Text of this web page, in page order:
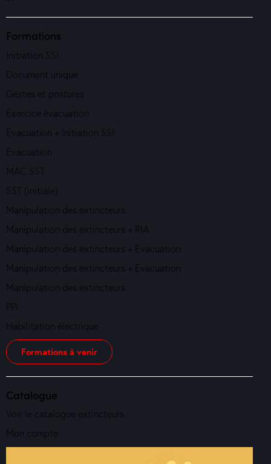
Formations
Initiation SSI
Document unique
Gestes et postures
Exercice évacuation
Evacuation + Initiation SSI
Evacuation
MAC SST
SST (initiale)
Manipulation des extincteurs
Manipulation des extincteurs + RIA
Manipulation des extincteurs + Evacuation
Manipulation des extincteurs + Evacuation
Manipulation des extincteurs
PPI
Habilitation électrique
Formations à venir
Catalogue
Voir le catalogue extincteurs
Mon compte